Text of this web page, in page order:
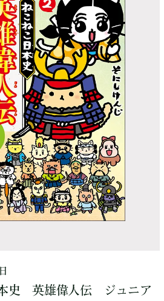
史 英雄偉人伝 ジュニア